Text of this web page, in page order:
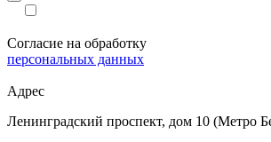
Согласие на обработку
персональных данных
Адрес
Ленинградский проспект, дом 10 (Метро